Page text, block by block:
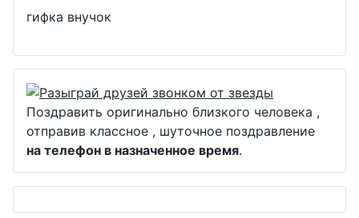
гифка внучок
Поздравить оригинально близкого человека ,
отправив классное , шуточное поздравление
на телефон в назначенное время.